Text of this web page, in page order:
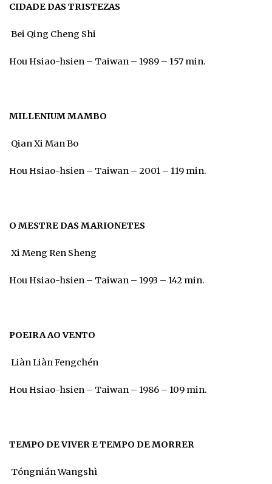
CIDADE DAS TRISTEZAS
Bei Qing Cheng Shi
Hou Hsiao-hsien – Taiwan – 1989 – 157 min.
MILLENIUM MAMBO
Qian Xi Man Bo
Hou Hsiao-hsien – Taiwan – 2001 – 119 min.
O MESTRE DAS MARIONETES
Xi Meng Ren Sheng
Hou Hsiao-hsien – Taiwan – 1993 – 142 min.
POEIRA AO VENTO
Liàn Liàn Fengchén
Hou Hsiao-hsien – Taiwan – 1986 – 109 min.
TEMPO DE VIVER E TEMPO DE MORRER
Tóngnián Wangshì